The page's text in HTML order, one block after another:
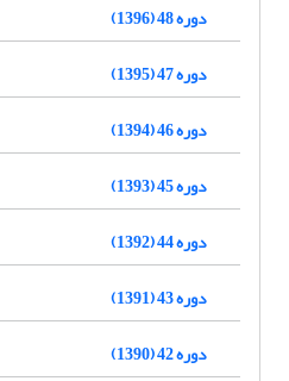
دوره 48 (1396)
دوره 47 (1395)
دوره 46 (1394)
دوره 45 (1393)
دوره 44 (1392)
دوره 43 (1391)
دوره 42 (1390)